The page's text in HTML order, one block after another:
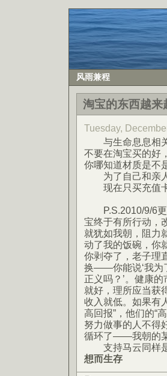
风雨兼程
淘宝的东西越
Tuesday,
与生命息息相关
不要在淘宝买的好
你哪知道材质是不
为了自己和亲人
现在只买充值
P.S.2010/9/6更
宝终于有所行动，
就犹如我朝，阻
动了我的饭碗，你
你剥夺了，老子理
换——你能说‘我为
正义吗？’。健康
就好，理所应当获
收入就低。如果有
高回报”，他们的“
努力做事的人不得
循环了——我朝的
支持马云同样是
想而生存